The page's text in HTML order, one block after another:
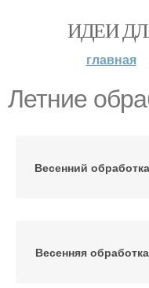
ИДЕИ
главная
Летние
Весенний обработка
Весенняя обработка